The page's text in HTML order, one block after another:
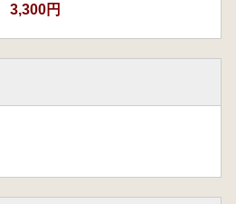
られた地—長野県下諏訪町
造)
の旬 第17回
(山﨑純男)
3,300円